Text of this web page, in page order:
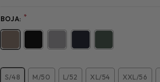
BOJA: *
S/48 M/50 L/52 XL/54 XXL/56